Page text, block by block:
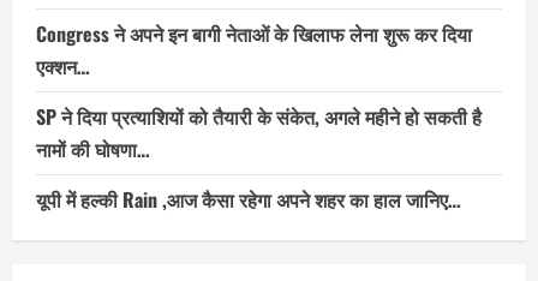
Congress ने अपने इन बागी नेताओं के खिलाफ लेना शुरू कर दिया
एक्शन…
SP ने दिया प्रत्याशियों को तैयारी के संकेत, अगले महीने हो सकती है
नामों की घोषणा…
यूपी में हल्की Rain ,आज कैसा रहेगा अपने शहर का हाल जानिए…